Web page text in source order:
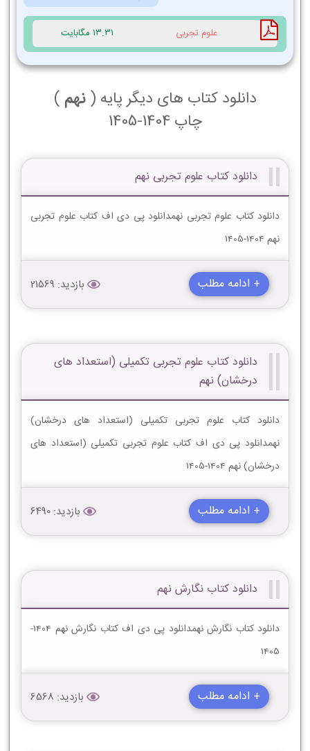
علوم تجربی 13.31 مگابایت
دانلود کتاب های دیگر پایه (نهم )
چاپ 1404-1405
دانلود کتاب علوم تجربی نهم
دانلود کتاب علوم تجربی نهمدانلود پی دی اف کتاب علوم تجربی
نهم 1404-1405
+ ادامه مطلب بازدید: 21569
دانلود کتاب علوم تجربی تکمیلی (استعداد های
درخشان) نهم
دانلود کتاب علوم تجربی تکمیلی (استعداد های درخشان)
نهمدانلود پی دی اف کتاب علوم تجربی تکمیلی (استعداد های
درخشان) نهم 1404-1405
+ ادامه مطلب بازدید: 6490
دانلود کتاب نگارش نهم
دانلود کتاب نگارش نهمدانلود پی دی اف کتاب نگارش نهم 1404-
1405
+ ادامه مطلب بازدید: 6568